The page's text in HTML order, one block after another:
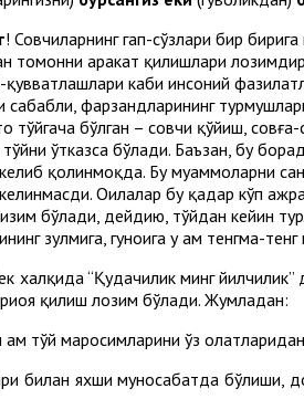
! Совчиларнинг гап-сўзлари бир
томонни ҳаракат қилишлари
каби инсоний
сабабли, фарзандларининг
тўйгача бўлган – совчи қўйиш,
ўтказса бўлади. Баъзан, бу
қолинмоқда. Бу муаммоларни
Оилалар бу қадар кўп
бўлади, дейдию, тўйдан кейин
зулмига, гуноҳига у ҳам тенгма-
халқида “Қудачилик минг
риоя қилиш лозим бўлади. Жумладан:
тўй маросимларини ўз
билан яхши муносабатда бўлиши,